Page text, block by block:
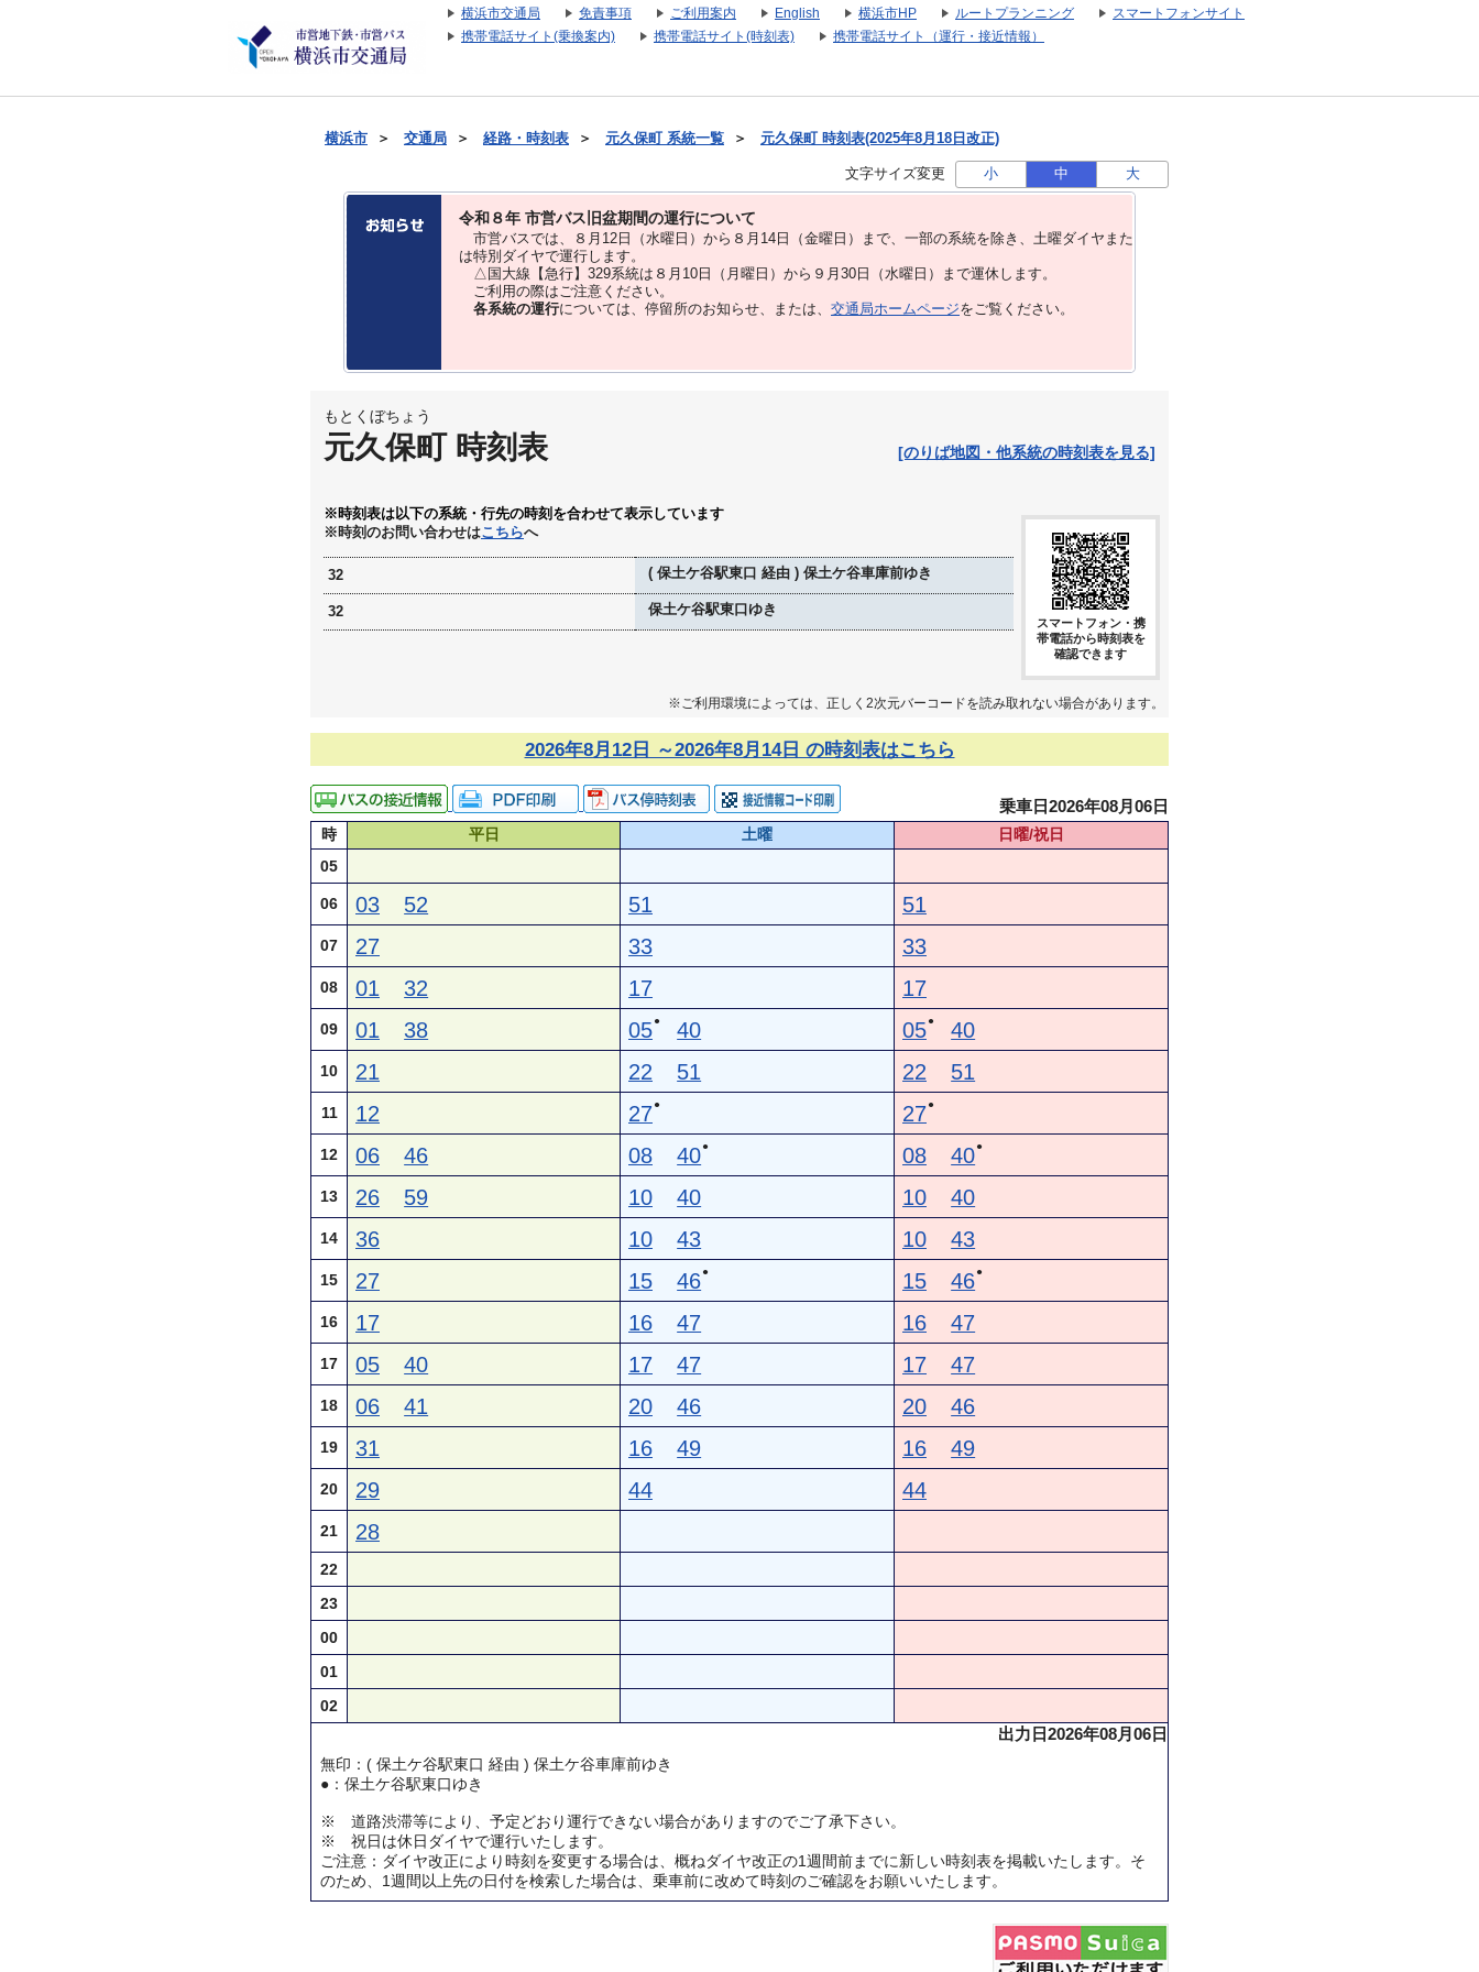
横浜市交通局 免責事項 ご利用案内 English 横浜市HP ルートプランニング
スマートフォンサイト
携帯電話サイト(乗換案内)
携帯電話サイト(時刻表) 携帯電話サイト（運行・接近情報）
横浜市 ＞ 交通局 ＞ 経路・時刻表 ＞ 元久保町 系統一覧 ＞ 元久保町 時刻表(2025年8月18日改正)
文字サイズ変更 小 中 大
令和８年 市営バス旧盆期間の運行について
市営バスでは、８⽉12⽇（水曜日）から８⽉14⽇（金曜日）まで、⼀部の系統を除き、⼟曜ダイヤまた
は特別ダイヤで運⾏します。
△国大線【急行】329系統は８月10日（月曜日）から９月30日（水曜日）まで運休します。
ご利用の際はご注意ください。
各系統の運行については、停留所のお知らせ、または、 交通局ホームページをご覧ください。
もとくぼちょう
元久保町 時刻表 [のりば地図・他系統の時刻表を見る]
※時刻表は以下の系統・行先の時刻を合わせて表示しています
※時刻のお問い合わせはこちらへ
32 ( 保土ケ谷駅東口 経由 ) 保土ケ谷車庫前ゆき
32 保土ケ谷駅東口ゆき
スマートフォン・携
帯電話から時刻表を
確認できます
※ご利用環境によっては、正しく2次元バーコードを読み取れない場合があります。
2026年8月12日 ～2026年8月14日 の時刻表はこちら
乗車日2026年08月06日
時 平日 土曜
日曜/祝日
05
06 03 52 51 51
07 27 33 33
08 01 32 17 17
09 01 38 05● 40 05● 40
10 21 22 51 22 51
11 12 27● 27●
12 06 46 08 40● 08 40●
13 26 59 10 40 10 40
14 36 10 43 10 43
15 27 15 46● 15 46●
16 17 16 47 16 47
17 05 40 17 47 17 47
18 06 41 20 46 20 46
19 31 16 49 16 49
20 29 44 44
21 28
22
23
00
01
02
出力日2026年08月06日
無印：( 保土ケ谷駅東口 経由 ) 保土ケ谷車庫前ゆき
●：保土ケ谷駅東口ゆき
※ 道路渋滞等により、予定どおり運行できない場合がありますのでご了承下さい。
※ 祝日は休日ダイヤで運行いたします。
ご注意：ダイヤ改正により時刻を変更する場合は、概ねダイヤ改正の1週間前までに新しい時刻表を掲載いたします。そ
のため、1週間以上先の日付を検索した場合は、乗車前に改めて時刻のご確認をお願いいたします。